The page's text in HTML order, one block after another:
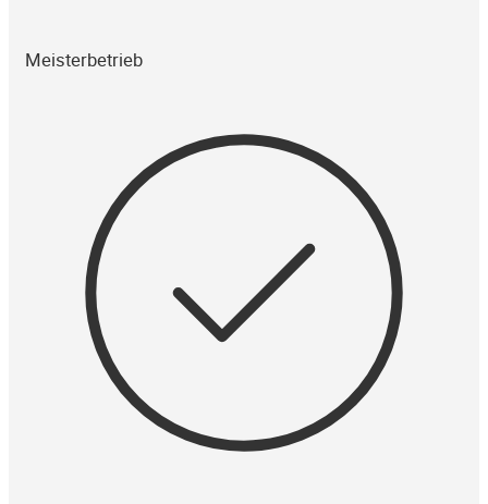
Meisterbetrieb